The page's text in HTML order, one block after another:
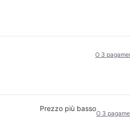
O 3
Prezzo più basso
O 3